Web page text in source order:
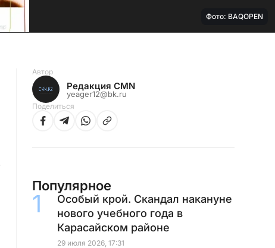
Фото: BAQOPEN
Автор
Редакция CMN
yeager12@bk.ru
Поделиться
Популярное
Особый крой. Скандал накануне
нового учебного года в
Карасайском районе
29 июля 2026, 17:31